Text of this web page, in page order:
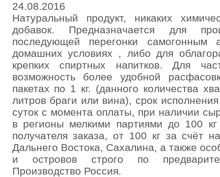
24.08.2016
Натуральный продукт, никаких
добавок. Предназначается для
последующей перегонки
домашних условиях , либо для
крепких спиртных напитков. Для
возможность более удобной
пакетах по 1 кг. (данного количества
литров браги или вина), срок
суток с момента оплаты, при наличии
в регионы мелкими партиями до 100 кг
получателя заказа, от 100 кг за счёт
Дальнего Востока, Сахалина, а также
и островов строго по
Производство Россия.